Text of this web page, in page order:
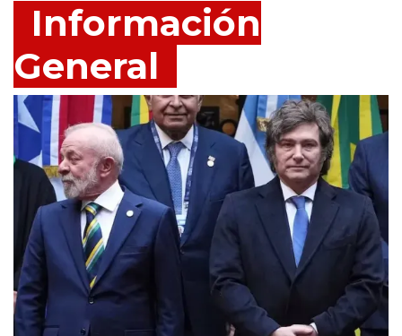
Información
General